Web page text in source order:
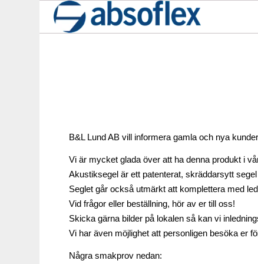
B&L Lund AB vill informera gamla och nya
Vi är mycket glada över att ha denna produkt i
Akustiksegel är ett patenterat, skräddarsytt
Seglet går också utmärkt att komplettera med
Vid frågor eller beställning, hör av er till oss!
Skicka gärna bilder på lokalen så kan vi
Vi har även möjlighet att personligen besöka er
Några smakprov nedan: